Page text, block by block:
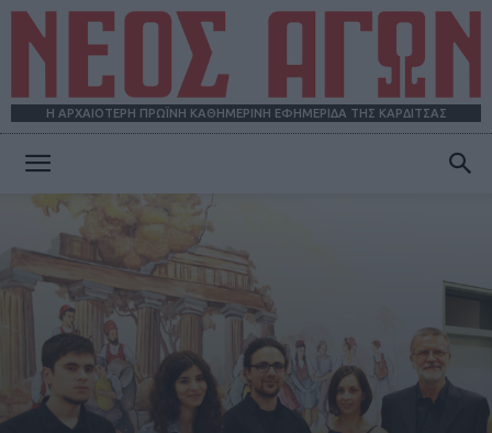
Η ΑΡΧΑΙΟΤΕΡΗ ΠΡΩΪΝΗ ΚΑΘΗΜΕΡΙΝΗ ΕΦΗΜΕΡΙΔΑ ΤΗΣ ΚΑΡΔΙΤΣΑΣ
ΑΓΩΝ